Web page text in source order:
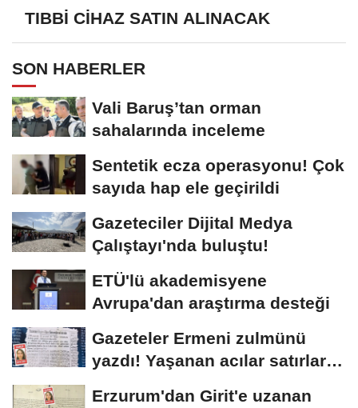
TIBBİ CİHAZ SATIN ALINACAK
SON HABERLER
Vali Baruş’tan orman
sahalarında inceleme
Sentetik ecza operasyonu! Çok
sayıda hap ele geçirildi
Gazeteciler Dijital Medya
Çalıştayı'nda buluştu!
ETÜ'lü akademisyene
Avrupa'dan araştırma desteği
Gazeteler Ermeni zulmünü
yazdı! Yaşanan acılar satırlara
Erzurum'dan Girit'e uzanan